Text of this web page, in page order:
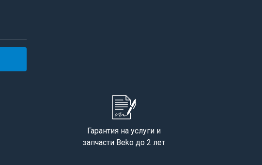
Гарантия на услуги и
запчасти Beko до 2 лет